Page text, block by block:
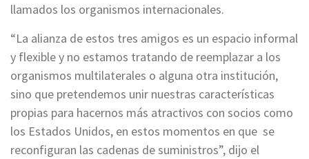
llamados los organismos internacionales.
“La alianza de estos tres amigos es un espacio informal
y flexible y no estamos tratando de reemplazar a los
organismos multilaterales o alguna otra institución,
sino que pretendemos unir nuestras características
propias para hacernos más atractivos con socios como
los Estados Unidos, en estos momentos en que se
reconfiguran las cadenas de suministros”, dijo el